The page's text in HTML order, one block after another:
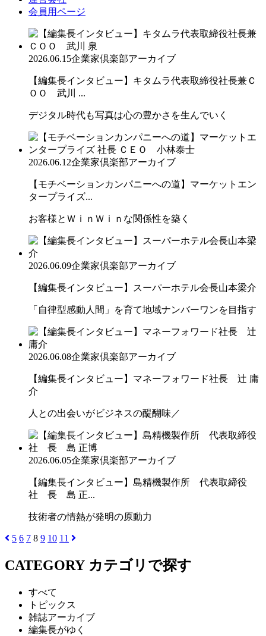
会員用ページ
2026.06.15企業家倶楽部アーカイブ
【編集長インタビュー】キタムラ代表取締役社長兼Ｃ
ＯＯ 武川 ...
デジタル時代も写真は心の豊かさを生んでいく
2026.06.12企業家倶楽部アーカイブ
【モチベーションカンパニーへの道】マーケットエン
タープライズ...
お客様とＷｉｎＷｉｎな関係性を築く
2026.06.09企業家倶楽部アーカイブ
【編集長インタビュー】スーパーホテル会長山本梁介
「自律型感動人間」を育て地域ナンバーワンを目指す
2026.06.08企業家倶楽部アーカイブ
【編集長インタビュー】マネーフォワード社長 辻 庸
介
人との出会いがビジネスの醍醐味／
2026.06.05企業家倶楽部アーカイブ
【編集長インタビュー】島精機製作所 代表取締役
社 長 島 正...
技術者の情熱が発明の原動力
5 6 7 8 9 10 11
CATEGORY カテゴリで探す
すべて
トピックス
雑誌アーカイブ
編集長がゆく